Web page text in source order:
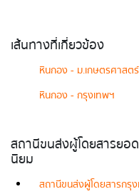
เส้นทางที่เกี่ยวข้อง
หินกอง - ม.เกษตรศาสตร์
หินกอง - กรุงเทพฯ
สถานีขนส่งผู้โดยสารยอด
นิยม
สถานีขนส่งผู้โดยสารกรุ